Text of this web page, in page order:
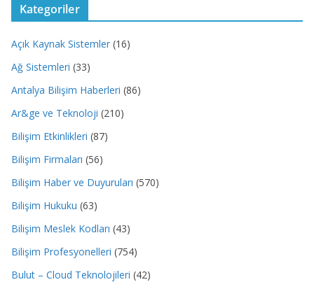
Kategoriler
Açık Kaynak Sistemler (16)
Ağ Sistemleri (33)
Antalya Bilişim Haberleri (86)
Ar&ge ve Teknoloji (210)
Bilişim Etkinlikleri (87)
Bilişim Firmaları (56)
Bilişim Haber ve Duyuruları (570)
Bilişim Hukuku (63)
Bilişim Meslek Kodları (43)
Bilişim Profesyonelleri (754)
Bulut – Cloud Teknolojileri (42)